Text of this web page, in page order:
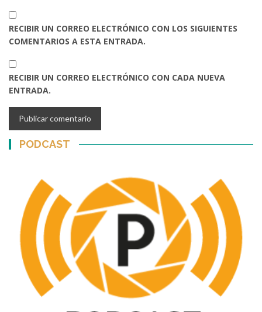
RECIBIR UN CORREO ELECTRÓNICO CON LOS SIGUIENTES
COMENTARIOS A ESTA ENTRADA.
RECIBIR UN CORREO ELECTRÓNICO CON CADA NUEVA
ENTRADA.
PODCAST